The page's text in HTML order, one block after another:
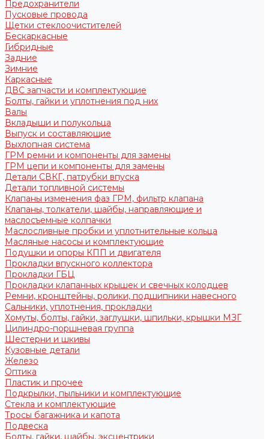
Предохранители
Пусковые провода
Щетки стеклоочистителей
Бескаркасные
Гибридные
Задние
Зимние
Каркасные
ДВС запчасти и комплектующие
Болты, гайки и уплотнения под них
Валы
Вкладыши и полукольца
Выпуск и составляющие
Выхлопная система
ГРМ ремни и компоненты для замены
ГРМ цепи и компоненты для замены
Детали СВКГ, патрубки впуска
Детали топливной системы
Клапаны изменения фаз ГРМ, фильтр клапана
Клапаны, толкатели, шайбы, направляющие и
маслосъемные колпачки
Маслосливные пробки и уплотнительные кольца
Масляные насосы и комплектующие
Подушки и опоры КПП и двигателя
Прокладки впускного коллектора
Прокладки ГБЦ
Прокладки клапанных крышек и свечных колодцев
Ремни, кронштейны, ролики, подшипники навесного
Сальники, уплотнения, прокладки
Хомуты, болты, гайки, заглушки, шпильки, крышки МЗГ
Цилиндро-поршневая группа
Шестерни и шкивы
Кузовные детали
Железо
Оптика
Пластик и прочее
Подкрылки, пыльники и комплектующие
Стекла и комплектующие
Тросы багажника и капота
Подвеска
Болты, гайки, шайбы, эксцентрики